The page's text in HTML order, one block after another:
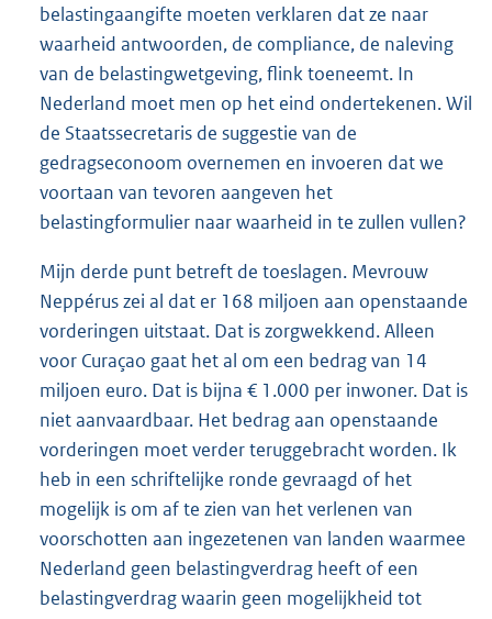
belastingaangifte moeten verklaren dat ze naar
waarheid antwoorden, de compliance, de naleving
van de belastingwetgeving, flink toeneemt. In
Nederland moet men op het eind ondertekenen. Wil
de Staatssecretaris de suggestie van de
gedragseconoom overnemen en invoeren dat we
voortaan van tevoren aangeven het
belastingformulier naar waarheid in te zullen vullen?
Mijn derde punt betreft de toeslagen. Mevrouw
Neppérus zei al dat er 168 miljoen aan openstaande
vorderingen uitstaat. Dat is zorgwekkend. Alleen
voor Curaçao gaat het al om een bedrag van 14
miljoen euro. Dat is bijna € 1.000 per inwoner. Dat is
niet aanvaardbaar. Het bedrag aan openstaande
vorderingen moet verder teruggebracht worden. Ik
heb in een schriftelijke ronde gevraagd of het
mogelijk is om af te zien van het verlenen van
voorschotten aan ingezetenen van landen waarmee
Nederland geen belastingverdrag heeft of een
belastingverdrag waarin geen mogelijkheid tot